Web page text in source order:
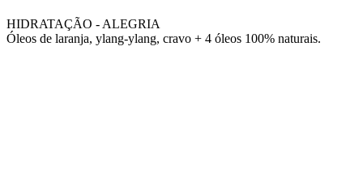
HIDRATAÇÃO - ALEGRIA
Óleos de laranja, ylang-ylang, cravo + 4 óleos 100% naturais.